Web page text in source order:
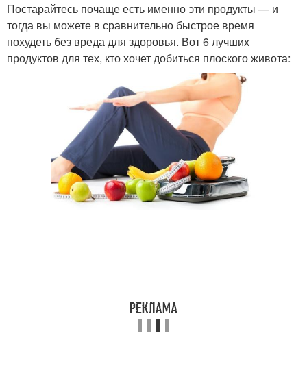
Постарайтесь почаще есть именно эти продукты — и
тогда вы можете в сравнительно быстрое время
похудеть без вреда для здоровья. Вот 6 лучших
продуктов для тех, кто хочет добиться плоского живота: